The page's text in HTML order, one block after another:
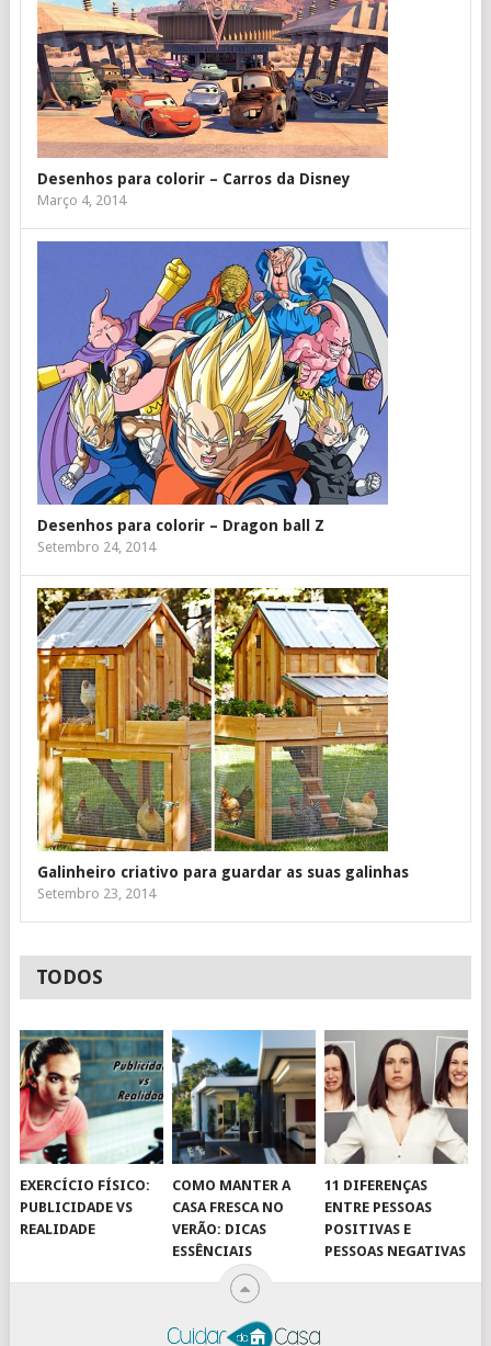
Desenhos para colorir – Carros da Disney
Março 4, 2014
Desenhos para colorir – Dragon ball Z
Setembro 24, 2014
Galinheiro criativo para guardar as suas galinhas
Setembro 23, 2014
TODOS
EXERCÍCIO FÍSICO:
PUBLICIDADE VS
REALIDADE
COMO MANTER A
CASA FRESCA NO
VERÃO: DICAS
ESSÊNCIAIS
11 DIFERENÇAS
ENTRE PESSOAS
POSITIVAS E
PESSOAS NEGATIVAS